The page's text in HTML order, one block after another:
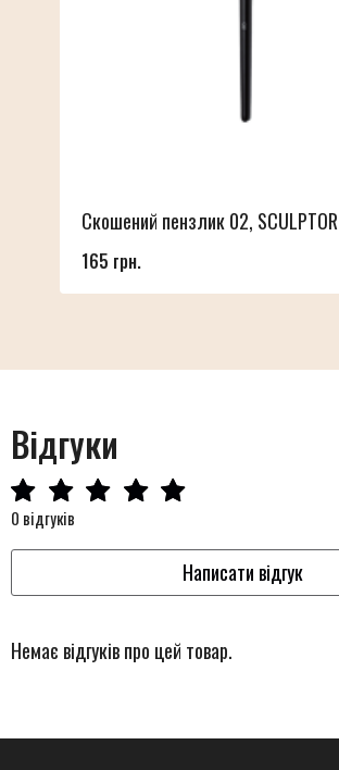
Скошений пензлик 02, SCULPTOR
165 грн.
Відгуки
0 відгуків
Написати відгук
Немає відгуків про цей товар.